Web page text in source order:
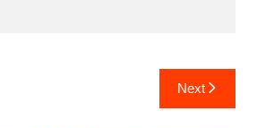
Next